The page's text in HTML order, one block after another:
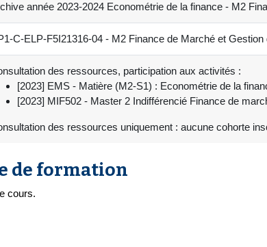
année 2023-2024 Econométrie de la finance - M2
C-ELP-F5I21316-04 - M2 Finance de Marché et Gestion
des ressources, participation aux activités :
[2023] EMS - Matière (M2-S1) : Econométrie de la
[2023] MIF502 - Master 2 Indifférencié Finance de
des ressources uniquement : aucune cohorte
de formation
cours.